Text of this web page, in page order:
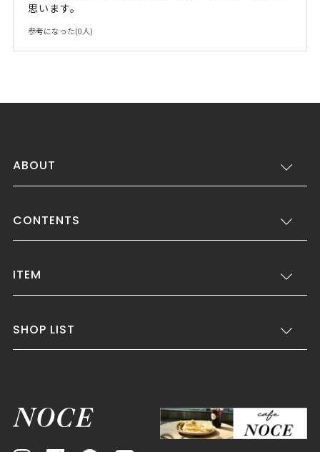
思います。
参考になった(0人)
ABOUT
CONTENTS
ITEM
SHOP LIST